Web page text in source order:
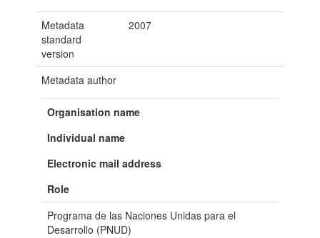
Metadata
standard
version
2007
Metadata author
Organisation name
Individual name
Electronic mail address
Role
Programa de las Naciones Unidas para el
Desarrollo (PNUD)